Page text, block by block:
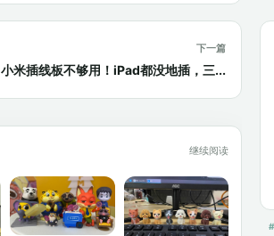
下一篇
小米插线板不够用！iPad都没地插，三...
继续阅读